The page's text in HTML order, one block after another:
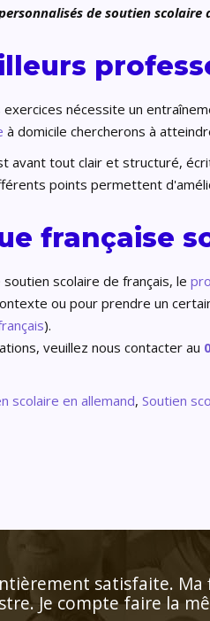
de soutien
nécessite un
à domicile chercherons à
avant tout clair et structuré,
points permettent
française
scolaire de français, le
ou pour prendre un
).
veuillez nous contacter au
scolaire en allemand, Soutien
très disponible